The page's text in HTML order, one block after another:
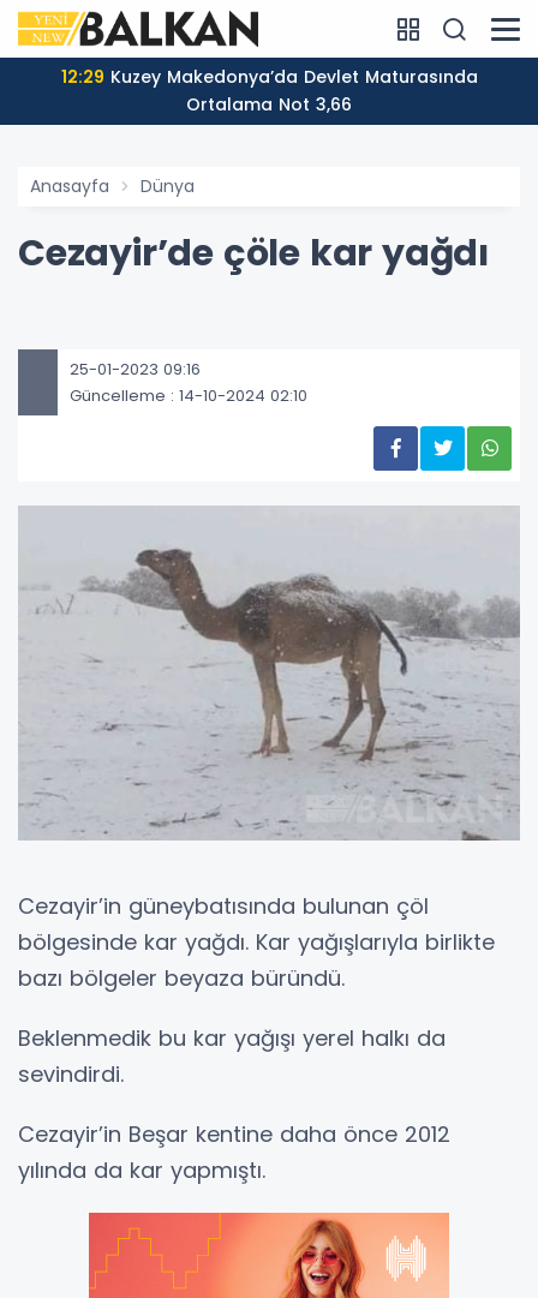
12:29
Ortalama Not 3,66
Anasayfa Dünya
Cezayir’de çöle kar yağdı
25-01-2023 09:16
Güncelleme : 14-10-2024 02:10
Cezayir’in güneybatısında bulunan çöl
bölgesinde kar yağdı. Kar yağışlarıyla birlikte
bazı bölgeler beyaza büründü.
Beklenmedik bu kar yağışı yerel halkı da
sevindirdi.
Cezayir’in Beşar kentine daha önce 2012
yılında da kar yapmıştı.